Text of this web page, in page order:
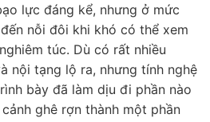
lực đáng kể, nhưng ở mức
nỗi đôi khi khó có thể xem
túc. Dù có rất nhiều
nội tạng lộ ra, nhưng tính nghệ
bày đã làm dịu đi phần nào
ghê rợn thành một phần